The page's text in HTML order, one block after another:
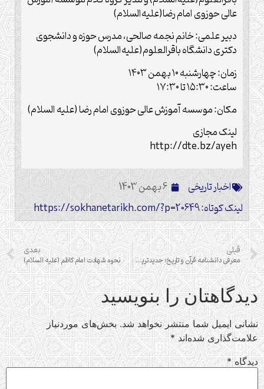
عالی حوزوی امام رضا(علیه‌السلام)
دبیر علمی: خانم نجمه صالحی، مدرس حوزه و دانشجوی
دکتری دانشگاه باقرالعلوم(علیه‌السلام)
زمان: چهارشنبه ۱۰ بهمن ۱۴۰۳
ساعت: ۱۵:۳۰ تا ۱۷:۳۰
مکان: موسسه آموزش عالی حوزوی امام رضا (علیه السلام)
لینک مجازی
http://dte.bz/ayeh
اخبار تاریخی
6 بهمن 1403
لینک کوتاه: https://sokhanetarikh.com/?p=20649
قبلی
معرفی دانشنامه قرآن و تاریخ؛ جدیدترین اثر در حوزه تاریخ اسلام و قرآن‌شناسی
بعدی
نحوه شهادت امام کاظم (علیه السلام)
دیدگاهتان را بنویسید
نشانی ایمیل شما منتشر نخواهد شد. بخش‌های موردنیاز
علامت‌گذاری شده‌اند*
دیدگاه*